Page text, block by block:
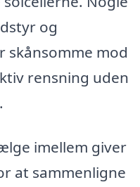
og
skånsomme mod
rensning uden
imellem giver
at sammenligne